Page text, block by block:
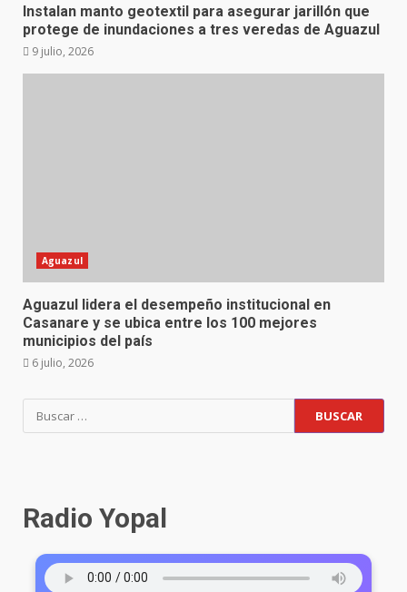
Instalan manto geotextil para asegurar jarillón que
protege de inundaciones a tres veredas de Aguazul
9 julio, 2026
Aguazul
Aguazul lidera el desempeño institucional en
Casanare y se ubica entre los 100 mejores
municipios del país
6 julio, 2026
Radio Yopal